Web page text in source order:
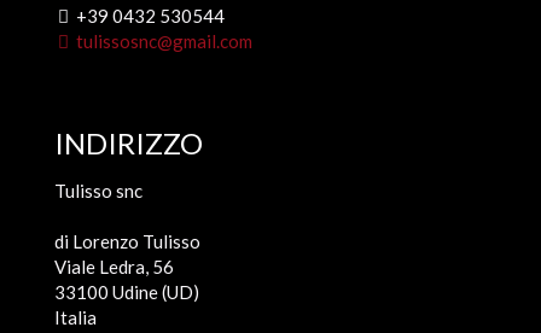
+39 0432 530544
tulissosnc@gmail.com
INDIRIZZO
Tulisso snc
di Lorenzo Tulisso
Viale Ledra, 56
33100 Udine (UD)
Italia